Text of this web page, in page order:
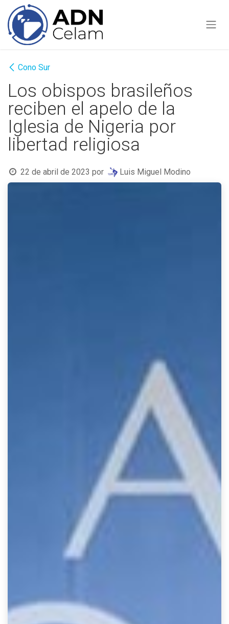
Ir al contenido
Cono Sur
Los obispos brasileños
reciben el apelo de la
Iglesia de Nigeria por
libertad religiosa
22 de abril de 2023 por Luis Miguel Modino